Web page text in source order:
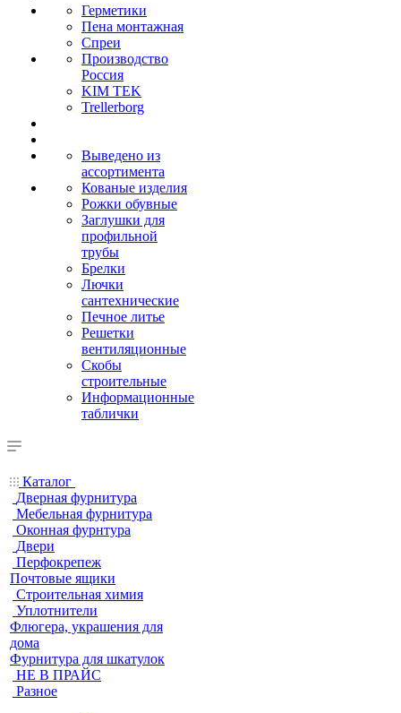
Герметики
Пена монтажная
Спреи
Производство
Россия
KIM TEK
Trellerborg
Выведено из
ассортимента
Кованые изделия
Рожки обувные
Заглушки для
профильной
трубы
Брелки
Лючки
сантехнические
Печное литье
Решетки
вентиляционные
Скобы
строительные
Информационные
таблички
Каталог
Дверная фурнитура
Мебельная фурнитура
Оконная фурнтура
Двери
Перфокрепеж
Почтовые ящики
Строительная химия
Уплотнители
Флюгера, украшения для
дома
Фурнитура для шкатулок
НЕ В ПРАЙС
Разное